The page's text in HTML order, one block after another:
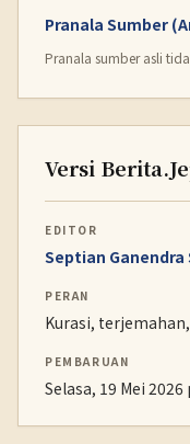
Pranala Sumber
Pranala sumber asli
Versi
EDITOR
Septian Ganendra
PERAN
Kurasi,
PEMBARUAN
Selasa, 19 Mei 2026